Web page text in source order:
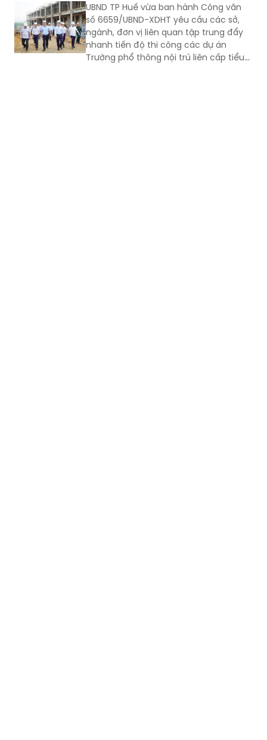
UBND TP Huế vừa ban hành Công văn
số 6659/UBND-XDHT yêu cầu các sở,
ngành, đơn vị liên quan tập trung đẩy
nhanh tiến độ thi công các dự án
Trường phổ thông nội trú liên cấp tiểu